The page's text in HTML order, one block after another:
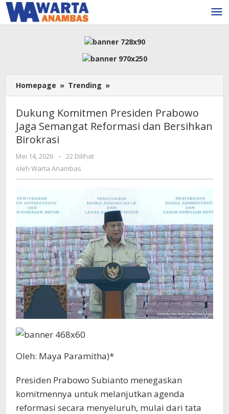
Lewati
ke
konten
Homepage » Trending »
Komitmen
Prabowo
Jaga
Birokrasi
Dukung Komitmen Presiden Prabowo
Jaga Semangat Reformasi dan Bersihkan
Birokrasi
Mei 14, 2026
oleh
Warta
-
22 Dilihat
oleh Warta Anambas
Oleh: Maya Paramitha)*
Presiden Prabowo Subianto menegaskan
komitmennya untuk melanjutkan agenda
reformasi secara menyeluruh, mulai dari tata